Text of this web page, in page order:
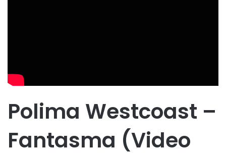
Polima Westcoast –
Fantasma (Video